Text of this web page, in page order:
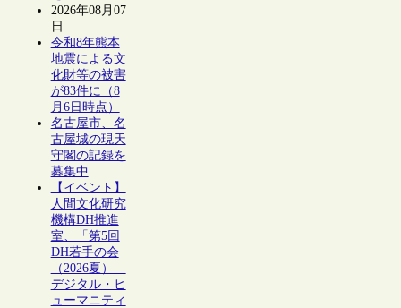
2026年08月07
日
令和8年熊本
地震による文
化財等の被害
が83件に（8
月6日時点）
名古屋市、名
古屋城の現天
守閣の記録を
募集中
【イベント】
人間文化研究
機構DH推進
室、「第5回
DH若手の会
（2026夏）―
デジタル・ヒ
ューマニティ